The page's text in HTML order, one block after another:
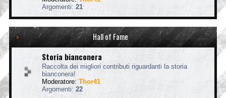
Argomenti: 21
Hall of Fame
Storia bianconera
Raccolta dei migliori contributi riguardanti la storia
bianconera!
Moderatore: Thor41
Argomenti: 22